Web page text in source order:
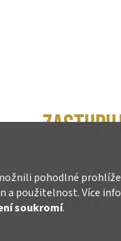
pohodlné
a použitelnost. Více
soukromí.